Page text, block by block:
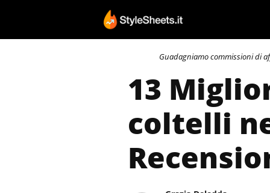
contenuto
Guadagniamo commissioni di
13
coltelli